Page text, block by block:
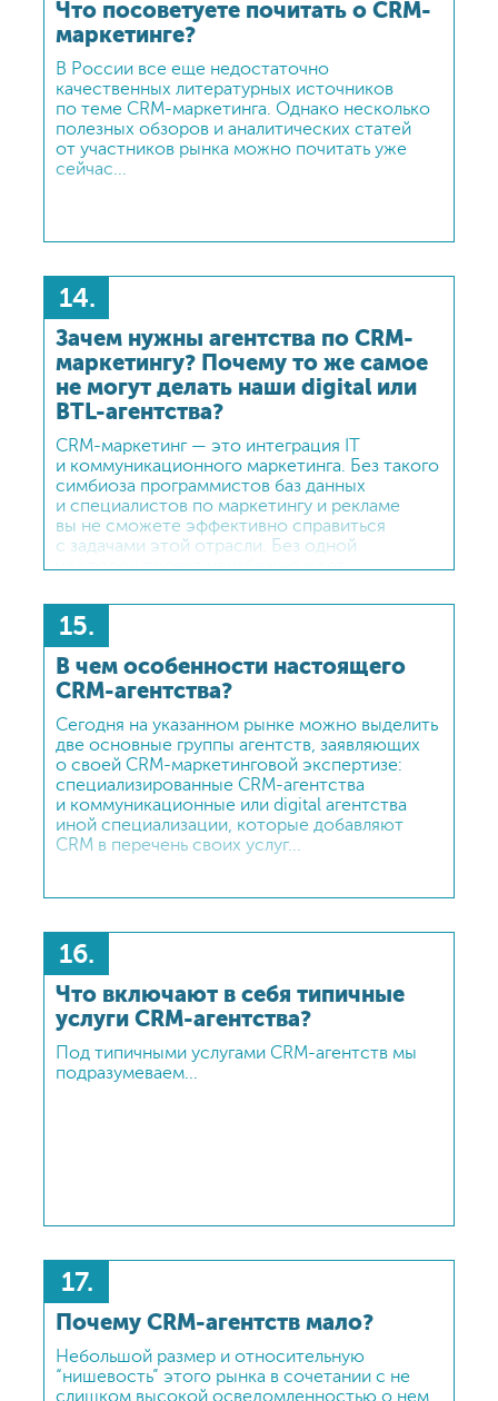
или даже вернуть этому потребителю
(в случае мотивационных программ). Это
и есть персональный бюджет на CRM-
коммуникации. Осталось умножить его
на потенциальный объем базы — и примерный
бюджет годового проекта перед вами. И,
конечно, затем его можно попробовать
разделить на постоянные и переменные
Что посоветуете почитать о CRM-
маркетинге?
В России все еще недостаточно
качественных литературных источников
по теме CRM-маркетинга. Однако несколько
полезных обзоров и аналитических статей
от участников рынка можно почитать уже
сейчас...
14.
Зачем нужны агентства по CRM-
маркетингу? Почему то же самое
не могут делать наши digital или
BTL-агентства?
CRM-маркетинг — это интеграция IT
и коммуникационного маркетинга. Без такого
симбиоза программистов баз данных
и специалистов по маркетингу и рекламе
вы не сможете эффективно справиться
с задачами этой отрасли. Без одной
из сторон проект неизбежно ждет
Хорошие IT-разработчики не помогут вам
в создании маркетинговых стратегий, равно
как и специалисты по рекламе не предложат
вам свое понимание архитектуры баз данных.
А специализированные CRM-агентства
взаимодействуя с потребителями на основе
трекинга персональных данных.
15.
В чем особенности настоящего
CRM-агентства?
Сегодня на указанном рынке можно выделить
две основные группы агентств, заявляющих
о своей CRM-маркетинговой экспертизе:
специализированные CRM-агентства
и коммуникационные или digital агентства
иной специализации, которые добавляют
CRM в перечень своих услуг...
16.
Что включают в себя типичные
услуги CRM-агентства?
Под типичными услугами CRM-агентств мы
подразумеваем...
17.
Почему CRM-агентств мало?
Небольшой размер и относительную
“нишевость” этого рынка в сочетании с не